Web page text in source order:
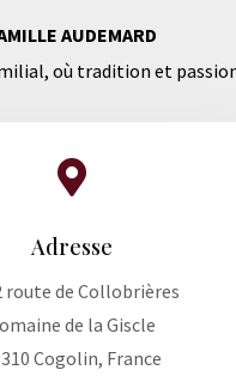
AUDEMARD
où tradition et

Adresse
route de Collobrières
de la Giscle
Cogolin, France